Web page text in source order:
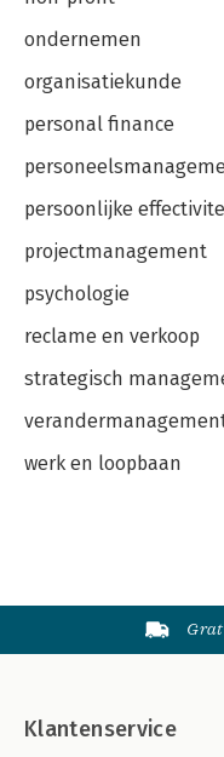
ondernemen
organisatiekunde
personal finance
persoonlijke
projectmanagement
psychologie
reclame en verkoop
strategisch
werk en loopbaan
Klantenservice